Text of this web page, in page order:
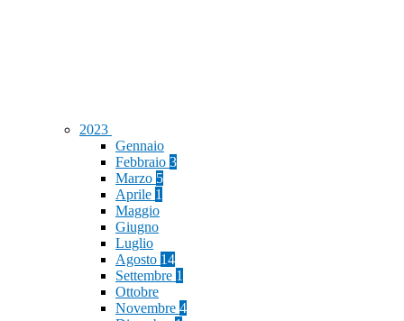
2023
Gennaio
Febbraio 3
Marzo 5
Aprile 1
Maggio
Giugno
Luglio
Agosto 14
Settembre 1
Ottobre
Novembre 4